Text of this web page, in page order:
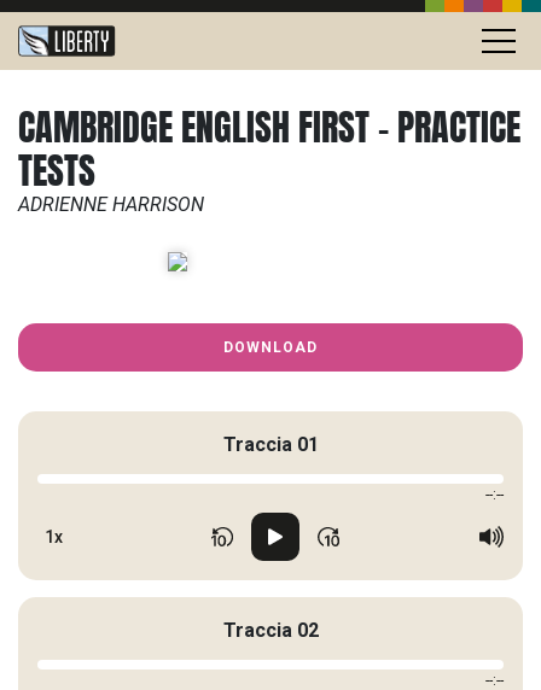
CAMBRIDGE ENGLISH FIRST - PRACTICE
TESTS
ADRIENNE HARRISON
DOWNLOAD
Traccia 01
--:--
1x
Traccia 02
--:--